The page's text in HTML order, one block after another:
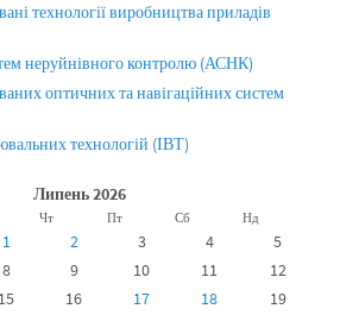
технології виробництва приладів
неруйнівного контролю (АСНК)
оптичних та навігаційних систем
технологій (ІВТ)
Липень 2026
Чт Пт Сб Нд
1 2 3 4
5
8 9 10 11
12
15 16 17 18
19